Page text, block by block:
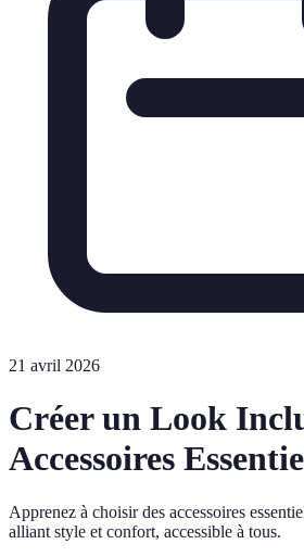
21 avril 2026
Créer un Look
Accessoires
Apprenez à choisir des accessoires
alliant style et confort, accessible à tous.